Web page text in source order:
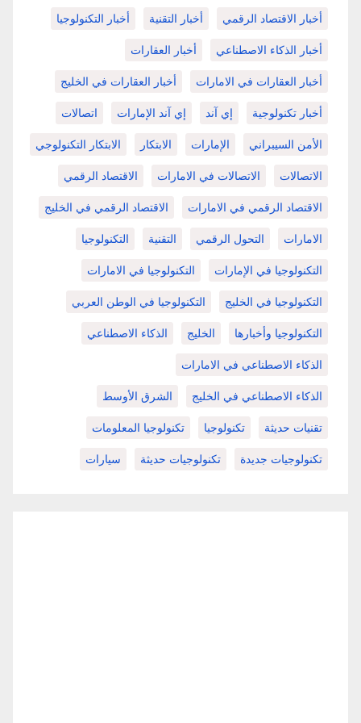
أخبار الاقتصاد الرقمي أخبار التقنية أخبار التكنولوجيا
أخبار الذكاء الاصطناعي أخبار العقارات
أخبار العقارات في الامارات أخبار العقارات في الخليج
أخبار تكنولوجية إي آند إي آند الإمارات اتصالات
الأمن السيبراني الإمارات الابتكار الابتكار التكنولوجي
الاتصالات الاتصالات في الامارات الاقتصاد الرقمي
الاقتصاد الرقمي في الامارات الاقتصاد الرقمي في الخليج
الامارات التحول الرقمي التقنية التكنولوجيا
التكنولوجيا في الإمارات التكنولوجيا في الامارات
التكنولوجيا في الخليج التكنولوجيا في الوطن العربي
التكنولوجيا وأخبارها الخليج الذكاء الاصطناعي
الذكاء الاصطناعي في الامارات
الذكاء الاصطناعي في الخليج الشرق الأوسط
تقنيات حديثة تكنولوجيا تكنولوجيا المعلومات
تكنولوجيات جديدة تكنولوجيات حديثة سيارات